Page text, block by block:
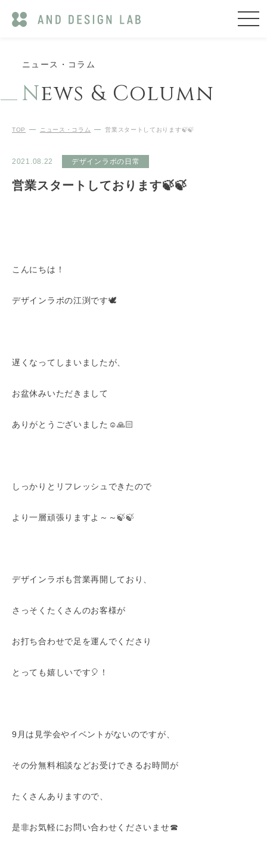
ニュース・コラム
News & Column
TOP ニュース・コラム 営業スタートしております🍃🍃
2021.08.22 デザインラボの日常
営業スタートしております🍃🍃
こんにちは！
デザインラボの江渕です🕊
遅くなってしまいましたが、
お盆休みいただきまして
ありがとうございました☺️🙏🏻
しっかりとリフレッシュできたので
より一層頑張りますよ～～🍃🍃
デザインラボも営業再開しており、
さっそくたくさんのお客様が
お打ち合わせで足を運んでくださり
とっても嬉しいです🎈！
9月は見学会やイベントがないのですが、
その分無料相談などお受けできるお時間が
たくさんありますので、
是非お気軽にお問い合わせくださいませ☎